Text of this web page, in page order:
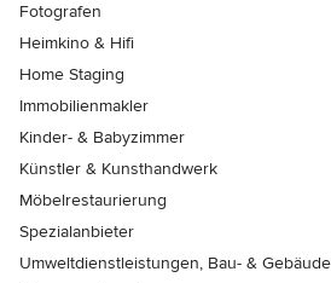
Fotografen
Heimkino & Hifi
Home Staging
Immobilienmakler
Kinder- & Babyzimmer
Künstler & Kunsthandwerk
Möbelrestaurierung
Spezialanbieter
Umweltdienstleistungen, Bau- &